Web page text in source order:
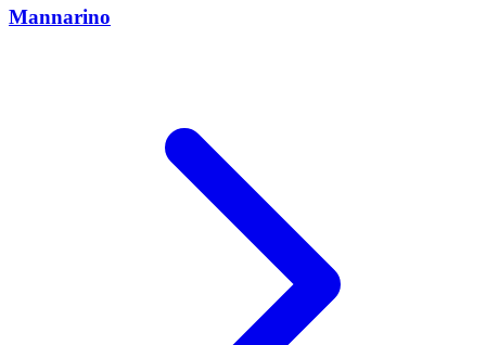
Mannarino